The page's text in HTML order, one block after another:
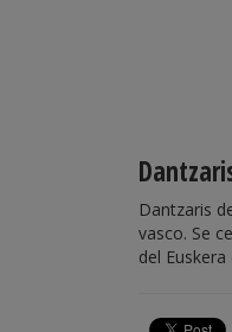
Dantzaris
vasco. Se
del Euskera